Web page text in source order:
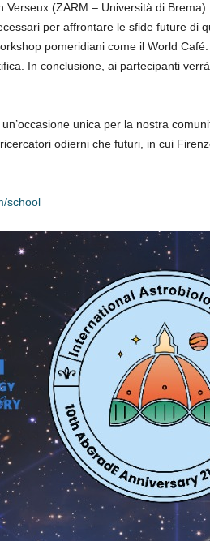
Verseux (ZARM – Università di
per affrontare le sfide future
pomeridiani come il World
In conclusione, ai partecipanti
unica per la nostra
odierni che futuri, in cui
school